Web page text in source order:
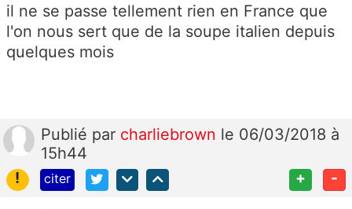
il ne se passe tellement rien en France que
l'on nous sert que de la soupe italien depuis
quelques mois
Publié par charliebrown le 06/03/2018 à
15h44
!
citer + -